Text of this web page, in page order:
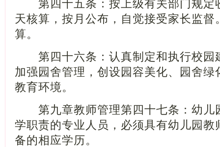
第四十五条：按上级有关部门规定
天核算，按月公布，自觉接受家长监督
算。
第四十六条：认真制定和执行校园
加强园舍管理，创设园容美化、园舍绿
教育环境。
第九章教师管理第四十七条：幼儿
学职责的专业人员，必须具有幼儿园教
备的相应学历。